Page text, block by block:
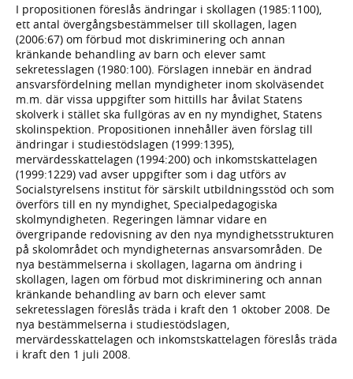
I propositionen föreslås ändringar i skollagen (1985:1100),
ett antal övergångsbestämmelser till skollagen, lagen
(2006:67) om förbud mot diskriminering och annan
kränkande behandling av barn och elever samt
sekretesslagen (1980:100). Förslagen innebär en ändrad
ansvarsfördelning mellan myndigheter inom skolväsendet
m.m. där vissa uppgifter som hittills har åvilat Statens
skolverk i stället ska fullgöras av en ny myndighet, Statens
skolinspektion. Propositionen innehåller även förslag till
ändringar i studiestödslagen (1999:1395),
mervärdesskattelagen (1994:200) och inkomstskattelagen
(1999:1229) vad avser uppgifter som i dag utförs av
Socialstyrelsens institut för särskilt utbildningsstöd och som
överförs till en ny myndighet, Specialpedagogiska
skolmyndigheten. Regeringen lämnar vidare en
övergripande redovisning av den nya myndighetsstrukturen
på skolområdet och myndigheternas ansvarsområden. De
nya bestämmelserna i skollagen, lagarna om ändring i
skollagen, lagen om förbud mot diskriminering och annan
kränkande behandling av barn och elever samt
sekretesslagen föreslås träda i kraft den 1 oktober 2008. De
nya bestämmelserna i studiestödslagen,
mervärdesskattelagen och inkomstskattelagen föreslås träda
i kraft den 1 juli 2008.